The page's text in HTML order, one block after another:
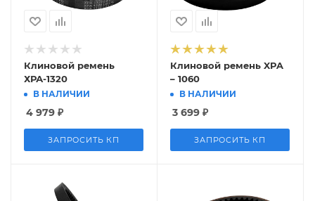
Клиновой ремень
ХРА-1320
В НАЛИЧИИ
4 979 ₽
ЗАПРОСИТЬ КП
Клиновой ремень XPA
– 1060
В НАЛИЧИИ
3 699 ₽
ЗАПРОСИТЬ КП